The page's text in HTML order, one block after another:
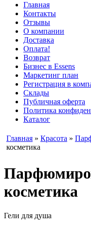
Главная
Контакты
Отзывы
О компании
Доставка
Оплата!
Возврат
Бизнес в Essens
Маркетинг план
Регистрация в
Склады
Публичная оферта
Политика
Каталог
Главная » Красота »
косметика
косметика
Гели для душа